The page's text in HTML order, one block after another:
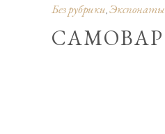
Без рубрики Экспонаты
САМОВАР